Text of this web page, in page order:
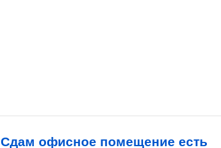
Сдам офисное помещение есть